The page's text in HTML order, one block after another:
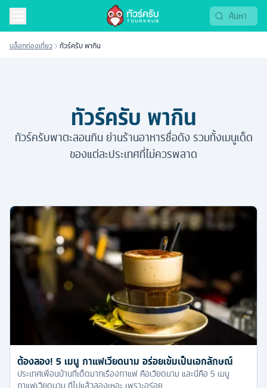
บล็อกท่องเที่ยว ทัวร์ครับ พากิน
ทัวร์ครับ พากิน
ทัวร์ครับพาตะลอนกิน ย่านร้านอาหารชื่อดัง รวมทั้งเมนูเด็ด
ของแต่ละประเทศที่ไม่ควรพลาด
ต้องลอง! 5 เมนู กาแฟเวียดนาม อร่อยเข้มเป็นเอกลักษณ์
ประเทศเพื่อนบ้านที่เด็ดมากเรื่องกาแฟ คือเวียดนาม และนี่คือ 5 เมนู